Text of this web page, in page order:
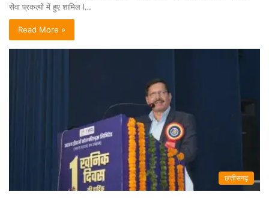
सेवा प्रकल्पों में हुए शामिल l…
Read More »
छत्तीसगढ़